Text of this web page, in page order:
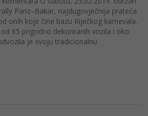
Pariz–Bakar, najdugovječnija prateća
onih koje čine bazu Riječkog karnevala.
65 prigodno dekoriranih vozila i oko
je svoju tradicionalnu